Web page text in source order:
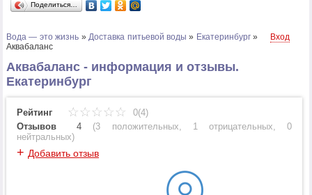
Поделиться…
Вода — это жизнь »Доставка питьевой воды » Екатеринбург»
Аквабаланс
Вход
Аквабаланс - информация и отзывы.
Екатеринбург
Рейтинг
0(4)
Отзывов
4 (3 положительных, 1 отрицательных,0
нейтральных)
+ Добавить отзыв